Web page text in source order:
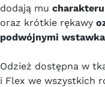
dodają mu
oraz krótkie rękawy
podwójnymi
Odzież dostępna w
i Flex we wszystkich